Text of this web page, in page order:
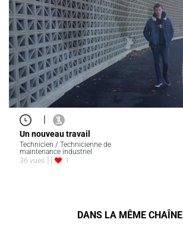
|
Un nouveau travail
Technicien / Technicienne de
maintenance industriel
36 vues
1
DANS LA MÊME CHAÎNE